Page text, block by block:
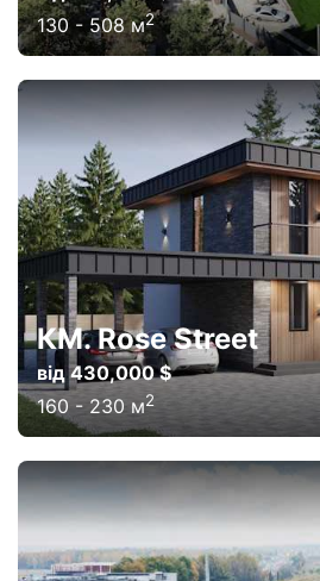
130- 508м2
КМ. Rose Street
від 430,000 $
160 - 230м2